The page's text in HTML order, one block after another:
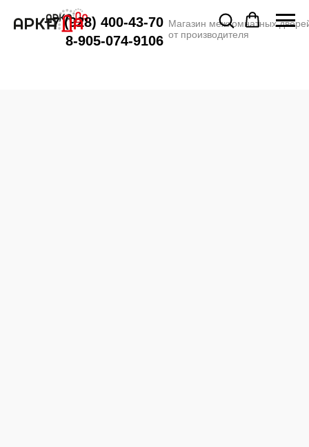
Магазин межкомнатных
от производителя
+7 (928) 400-43-70
8-905-074-9106